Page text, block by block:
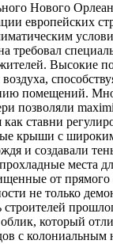
Нового
европейских
требовал
Высокие
помещений.
позволяли
ставни
крыши с
и создавали
места
от
не только
строителей
который
с колониальным